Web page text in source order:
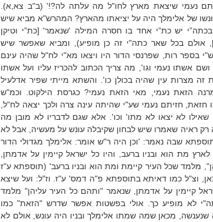
נעמי שיצאת מארץ לחו"ל מה עלתה לה?!' (ב"ב צא,א).
של אלימלך היה על יציאתו מהארץ? המהרש"א מביא שיש
יש כת”י אחד בו חסרה המילה 'שנאמר' [כת”י וטיקן
לפני יותר מ-600 שנה], אולם בכל שאר כתה"י זה כן מופיע), ומביא שאפשר שיש
בספר רות, שפרנסי הדור היו ויצאו מא"י לח"ל שהיה עינם
אשתו נעמי וגו', מה צריך הכתוב להכריז עליו ועל אשתו
זה מצרות עין שהיה בכולן כו'. והשתא מייתי שפיר אדלעיל
הזאת נעמי, מאי הזאת נעמי? כגרסת הילקוט. וכמ"ש
חזיתם נעמי שע"י שהיתה עינה צרה ולכך יצאה לח"ל,
לא יצאו לא מתו' וכו'. אלא שגם לדבריו לא מובן מה
רק ראיה שאמרו שיש לבחון שקיבלה עונש על מעשיה, אבל לא
שבה נאמר: 'וכן היה ר"ש אומר: אלימלך מגדולי הדור
מת הוא ובניו ברעב, והיו כל ישראל קיימין על אדמתן,
מלמד שכל העיר קיימת ומת הוא ובניו ברעב' (תוספתא ע"ז
וצ"ל כמו דאיתא בתוספתא פ"ה דמס' ע"ז. וז"ל: ועל שיצא
קיימין על אדמתן, שנאמר "ותהם כל העיר עליהן" מלמד
לא מופיע כך. אולי בפשטות אפשר שדרש "הזאת" כמו
מכאן שמה שמתו אלימלך ובניו היה עונש, אולם לא